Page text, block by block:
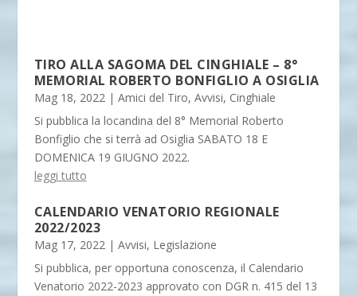
TIRO ALLA SAGOMA DEL CINGHIALE – 8°
MEMORIAL ROBERTO BONFIGLIO A OSIGLIA
Mag 18, 2022| Amici del Tiro, Avvisi, Cinghiale
Si pubblica la locandina del 8° Memorial Roberto
Bonfiglio che si terrà ad Osiglia SABATO 18 E
DOMENICA 19 GIUGNO 2022.
leggi tutto
CALENDARIO VENATORIO REGIONALE
2022/2023
Mag 17, 2022| Avvisi, Legislazione
Si pubblica, per opportuna conoscenza, il Calendario
Venatorio 2022-2023 approvato con DGR n. 415 del 13